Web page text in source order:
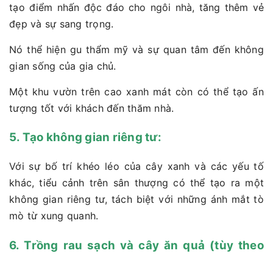
tạo điểm nhấn độc đáo cho ngôi nhà, tăng thêm vẻ
đẹp và sự sang trọng.
Nó thể hiện gu thẩm mỹ và sự quan tâm đến không
gian sống của gia chủ.
Một khu vườn trên cao xanh mát còn có thể tạo ấn
tượng tốt với khách đến thăm nhà.
5. Tạo không gian riêng tư:
Với sự bố trí khéo léo của cây xanh và các yếu tố
khác, tiểu cảnh trên sân thượng có thể tạo ra một
không gian riêng tư, tách biệt với những ánh mắt tò
mò từ xung quanh.
6. Trồng rau sạch và cây ăn quả (tùy theo